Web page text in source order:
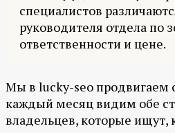
специалистов
руководителя отдела по
ответственности и цене.
Мы в lucky-seo продвигаем
каждый месяц видим обе
владельцев, которые ищут,